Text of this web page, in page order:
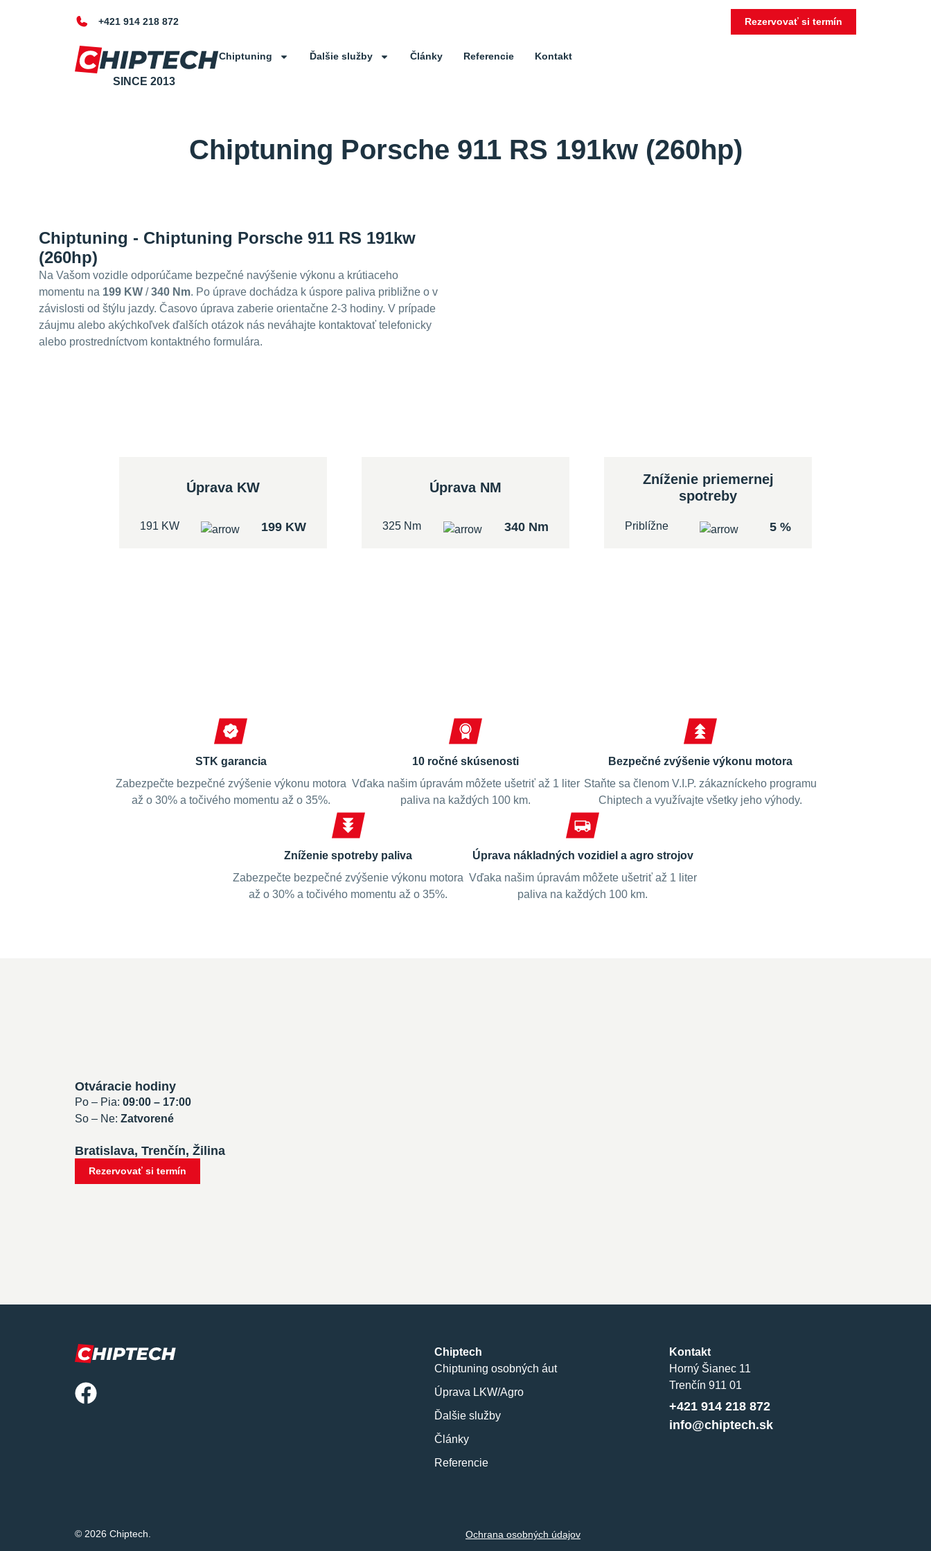
+421 914 218 872 Rezervovať si termín
SINCE 2013
Chiptuning Ďalšie služby Články Referencie Kontakt
Chiptuning Porsche 911 RS 191kw (260hp)
Chiptuning - Chiptuning Porsche 911 RS 191kw
(260hp)
Na Vašom vozidle odporúčame bezpečné navýšenie výkonu a krútiaceho
momentu na 199 KW /340 Nm. Po úprave dochádza k úspore paliva približne o v
závislosti od štýlu jazdy. Časovo úprava zaberie orientačne 2-3 hodiny. V prípade
záujmu alebo akýchkoľvek ďalších otázok nás neváhajte kontaktovať telefonicky
alebo prostredníctvom kontaktného formulára.
Úprava KW
191 KW 199 KW
Úprava NM
325 Nm 340 Nm
Zníženie priemernej
spotreby
Priblížne 5 %
STK garancia
Zabezpečte bezpečné zvýšenie výkonu motora
až o 30% a točivého momentu až o 35%.
10 ročné skúsenosti
Vďaka našim úpravám môžete ušetriť až 1 liter
paliva na každých 100 km.
Bezpečné zvýšenie výkonu motora
Staňte sa členom V.I.P. zákazníckeho programu
Chiptech a využívajte všetky jeho výhody.
Zníženie spotreby paliva
Zabezpečte bezpečné zvýšenie výkonu motora
až o 30% a točivého momentu až o 35%.
Úprava nákladných vozidiel a agro strojov
Vďaka našim úpravám môžete ušetriť až 1 liter
paliva na každých 100 km.
Otváracie hodiny
Po – Pia: 09:00 – 17:00
So – Ne: Zatvorené
Bratislava, Trenčín, Žilina
Rezervovať si termín
Chiptech
Chiptuning osobných áut
Úprava LKW/Agro
Ďalšie služby
Články
Referencie
Kontakt
Horný Šianec 11
Trenčín 911 01
+421 914 218 872
info@chiptech.sk
© 2026 Chiptech. Ochrana osobných údajov